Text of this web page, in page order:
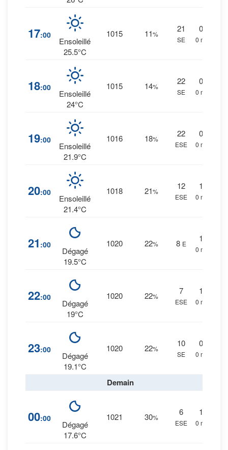
17:00
Ensoleillé
25.5°C
1015 11%
21
SE
0
0 mm.
18:00
Ensoleillé
24°C
1015 14%
22
SE
0
0 mm.
19:00
Ensoleillé
21.9°C
1016 18%
22
ESE
0
0 mm.
20:00
Ensoleillé
21.4°C
1018 21%
12
ESE
1
0 mm.
21 :00
Dégagé
19.5°C
1020 22% 8 E
1
0 mm.
22:00
Dégagé
19°C
1020 22%
7
ESE
1
0 mm.
23:00
Dégagé
19.1°C
1020 22%
10
SE
0
0 mm.
Demain
00:00
Dégagé
17.6°C
1021 30%
6
ESE
1
0 mm.